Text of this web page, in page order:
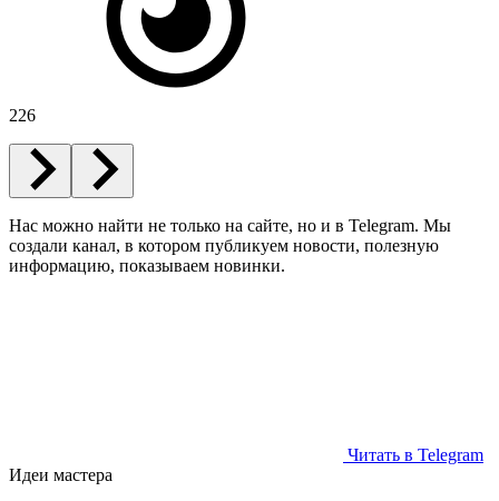
226
Нас можно найти не только на сайте, но и в Telegram. Мы
создали канал, в котором публикуем новости, полезную
информацию, показываем новинки.
Читать в Telegram
Идеи мастера